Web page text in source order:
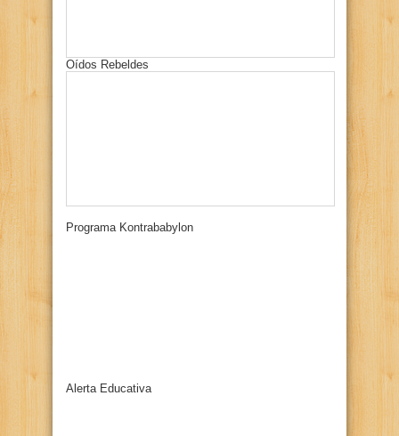
Oídos Rebeldes
Programa Kontrababylon
Alerta Educativa